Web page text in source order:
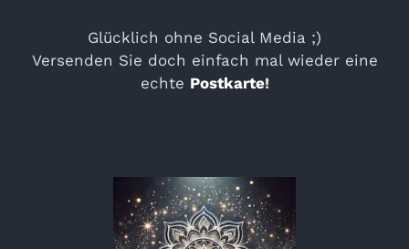
Glücklich ohne Social Media ;)
Versenden Sie doch einfach mal wieder eine
echte Postkarte!